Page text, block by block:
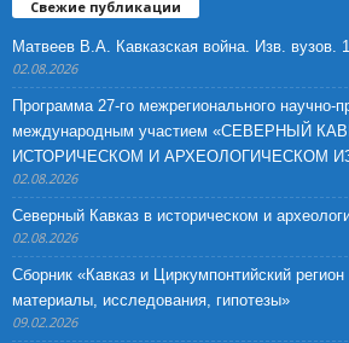
Свежие публикации
Матвеев В.А. Кавказская война. Изв. вузов.
02.08.2026
Программа 27-го межрегионального научно-
международным участием «СЕВЕРНЫЙ
ИСТОРИЧЕСКОМ И АРХЕОЛОГИЧЕСКОМ
02.08.2026
Северный Кавказ в историческом и
02.08.2026
Сборник «Кавказ и Циркумпонтийский регион
материалы, исследования, гипотезы»
09.02.2026